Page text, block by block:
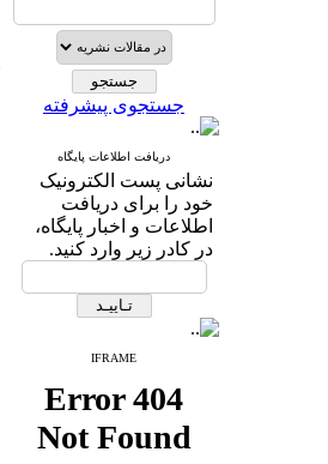
جستجوی پیشرفته
دریافت اطلاعات پایگاه
نشانی پست الکترونیک
خود را برای دریافت
اطلاعات و اخبار پایگاه،
در کادر زیر وارد کنید.
IFRAME